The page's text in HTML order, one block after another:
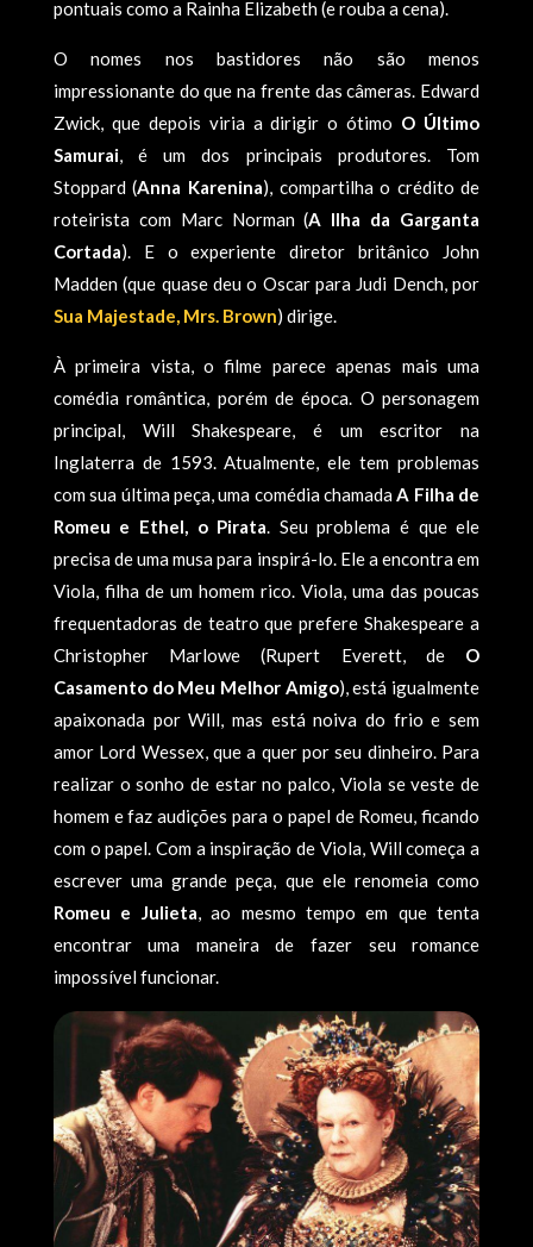
pontuais como a Rainha Elizabeth (e rouba a cena).
O nomes nos bastidores não são menos
impressionante do que na frente das câmeras. Edward
Zwick, que depois viria a dirigir o ótimo O Último
Samurai, é um dos principais produtores. Tom
Stoppard (Anna Karenina), compartilha o crédito de
roteirista com Marc Norman (A Ilha da Garganta
Cortada). E o experiente diretor britânico John
Madden (que quase deu o Oscar para Judi Dench, por
Sua Majestade, Mrs. Brown) dirige.
À primeira vista, o filme parece apenas mais uma
comédia romântica, porém de época. O personagem
principal, Will Shakespeare, é um escritor na
Inglaterra de 1593. Atualmente, ele tem problemas
com sua última peça, uma comédia chamadaA Filha de
Romeu e Ethel, o Pirata. Seu problema é que ele
precisa de uma musa para inspirá-lo. Ele a encontra em
Viola, filha de um homem rico. Viola, uma das poucas
frequentadoras de teatro que prefere Shakespeare a
Christopher Marlowe (Rupert Everett, de O
Casamento do Meu Melhor Amigo), está igualmente
apaixonada por Will, mas está noiva do frio e sem
amor Lord Wessex, que a quer por seu dinheiro. Para
realizar o sonho de estar no palco, Viola se veste de
homem e faz audições para o papel de Romeu, ficando
com o papel. Com a inspiração de Viola, Will começa a
escrever uma grande peça, que ele renomeia como
Romeu e Julieta, ao mesmo tempo em que tenta
encontrar uma maneira de fazer seu romance
impossível funcionar.